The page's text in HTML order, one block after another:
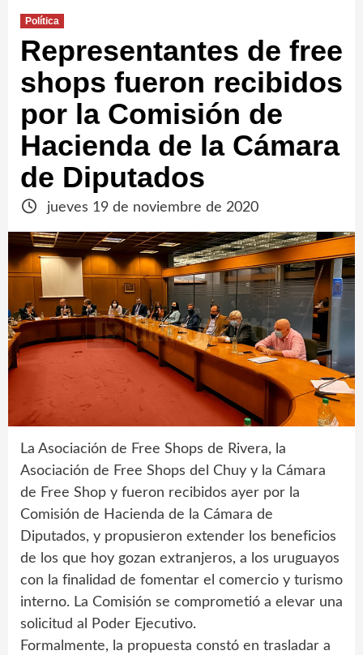
Política
Representantes de free
shops fueron recibidos
por la Comisión de
Hacienda de la Cámara
de Diputados
jueves 19 de noviembre de 2020
La Asociación de Free Shops de Rivera, la
Asociación de Free Shops del Chuy y la Cámara
de Free Shop y fueron recibidos ayer por la
Comisión de Hacienda de la Cámara de
Diputados, y propusieron extender los beneficios
de los que hoy gozan extranjeros, a los uruguayos
con la finalidad de fomentar el comercio y turismo
interno. La Comisión se comprometió a elevar una
solicitud al Poder Ejecutivo.
Formalmente, la propuesta constó en trasladar a